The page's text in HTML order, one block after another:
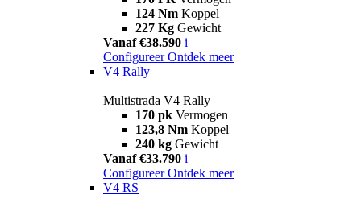
124 Nm Koppel
227 Kg Gewicht
Vanaf €38.590 i
Configureer Ontdek meer
V4 Rally
Multistrada V4 Rally
170 pk Vermogen
123,8 Nm Koppel
240 kg Gewicht
Vanaf €33.790 i
Configureer Ontdek meer
V4 RS